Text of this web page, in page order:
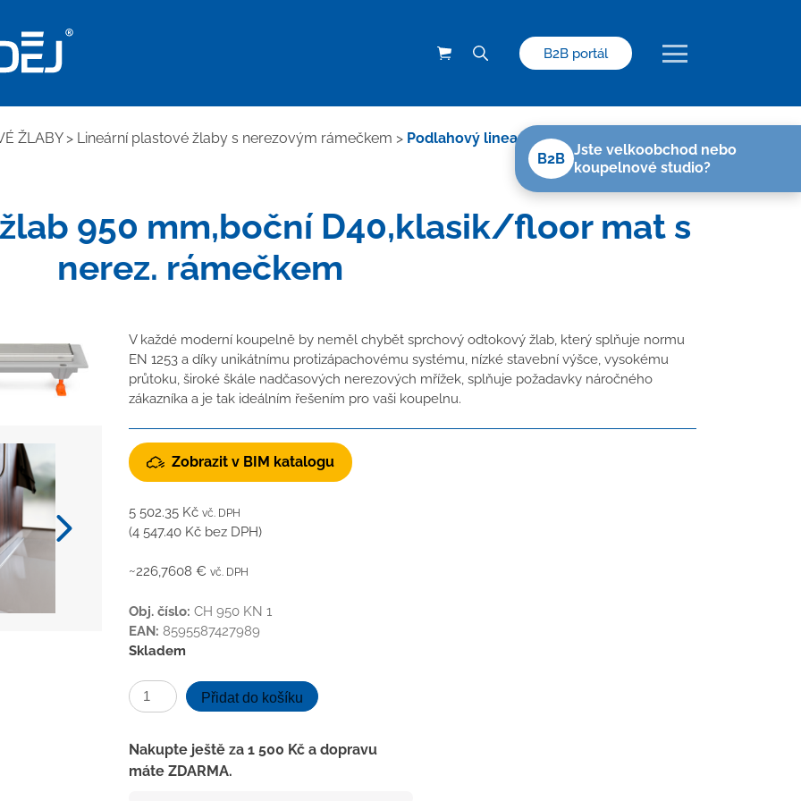
B2B portál
ŽLABY> Lineární plastové žlaby s nerezovým rámečkem > Podlahový linear. žlab 950 mm,boční
950 mm,boční D40,klasik/floor mat s
nerez. rámečkem
V každé moderní koupelně by neměl chybět sprchový odtokový žlab, který splňuje normu
EN 1253 a díky unikátnímu protizápachovému systému, nízké stavební výšce, vysokému
průtoku, široké škále nadčasových nerezových mřížek, splňuje požadavky náročného
zákazníka a je tak ideálním řešením pro vaši koupelnu.
Zobrazit v BIM katalogu
5 502.35 Kč vč. DPH
(4 547.40 Kč bez DPH)
~226,7608 € vč. DPH
Obj. číslo: CH 950 KN 1
EAN: 8595587427989
Skladem
Podlahový
linear.
950
mm,boční
Přidat do košíku
Nakupte ještě za 1 500 Kč a dopravu
máte ZDARMA.
B2B
Jste velkoobchod nebo
koupelnové studio?